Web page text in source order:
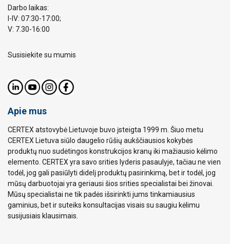
Darbo laikas:
I-IV: 07:30-17:00;
V: 7.30-16:00
Susisiekite su mumis
Apie mus
CERTEX atstovybė Lietuvoje buvo įsteigta 1999 m. Šiuo metu
CERTEX Lietuva siūlo daugelio rūšių aukščiausios kokybės
produktų nuo sudėtingos konstrukcijos kranų iki mažiausio kėlimo
elemento. CERTEX yra savo srities lyderis pasaulyje, tačiau ne vien
todėl, jog gali pasiūlyti didelį produktų pasirinkimą, bet ir todėl, jog
mūsų darbuotojai yra geriausi šios srities specialistai bei žinovai.
Mūsų specialistai ne tik padės išsirinkti jums tinkamiausius
gaminius, bet ir suteiks konsultacijas visais su saugiu kėlimu
susijusiais klausimais.